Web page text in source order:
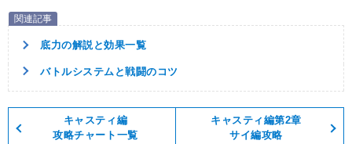
底力の解説と効果一覧
バトルシステムと戦闘のコツ
キャスティ編
攻略チャート一覧
キャスティ編第2章
サイ編攻略